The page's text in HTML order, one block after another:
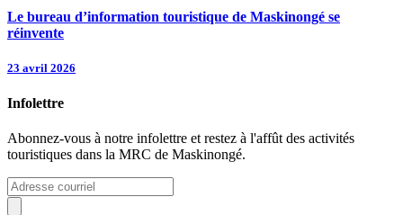
Le bureau d’information touristique de Maskinongé se
réinvente
23 avril 2026
Infolettre
Abonnez-vous à notre infolettre et restez à l'affût des activités
touristiques dans la MRC de Maskinongé.